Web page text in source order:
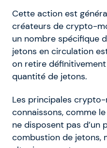
Cette action est
créateurs de crypto-
un nombre spécifique
jetons en circulation
on retire
quantité de jetons.
Les principales
connaissons, comme
ne disposent pas d’un
combustion de jetons,